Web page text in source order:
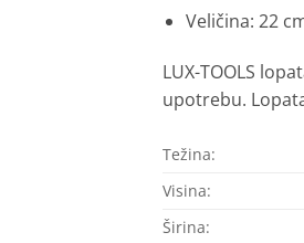
Veličina: 22
LUX-TOOLS
upotrebu.
Težina:
Visina:
Širina: